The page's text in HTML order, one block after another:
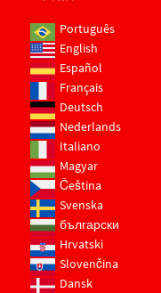
Português
English
Español
Français
Deutsch
Nederlands
Italiano
Magyar
Čeština
Svenska
български
Hrvatski
Slovenčina
Dansk